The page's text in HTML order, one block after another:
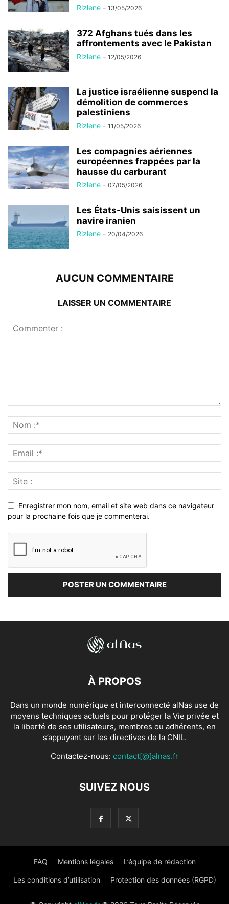
Rizlene - 13/05/2026
372 Afghans tués dans les
affrontements avec le Pakistan
Rizlene - 12/05/2026
La justice israélienne suspend la
démolition de commerces
palestiniens
Rizlene - 11/05/2026
Les compagnies aériennes
européennes frappées par la
hausse du carburant
Rizlene - 07/05/2026
Les États-Unis saisissent un
navire iranien
Rizlene - 20/04/2026
AUCUN COMMENTAIRE
LAISSER UN COMMENTAIRE
Enregistrer mon nom, email et site web dans ce navigateur
pour la prochaine fois que je commenterai.
À PROPOS
Dans un monde numérique et interconnecté alNas use de
moyens techniques actuels pour protéger la Vie privée et
la liberté de ses utilisateurs, membres ou adhérents, en
s’appuyant sur les directives de la CNIL.
Contactez-nous: contact[@]alnas.fr
SUIVEZ NOUS
FAQ Mentions légales L’équipe de rédaction
Les conditions d’utilisation Protection des données (RGPD)